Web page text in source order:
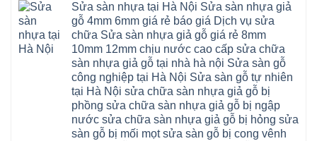
đức
phòng
xuyên
Hoài
Đồng
Đồng
Khánh
Thanh
Thượng
Phúc
Thường
Dương
Hồng
nhựa
nhựa
composite
Đông
Quảng
Thượng
glotex
4mm
nhiêu
Sửa sàn nhựa tại Hà Nội Sửa sàn nhựa giả
gỗ 4mm 6mm giá rẻ báo giá Dịch vụ sửa
chữa Sửa sàn nhựa giả gỗ giá rẻ 8mm
10mm 12mm chịu nước cao cấp sửa chữa
sàn nhựa giả gỗ tại nhà hà nội Sửa sàn gỗ
công nghiệp tại Hà Nội Sửa sàn gỗ tự nhiên
tại Hà Nội sửa chữa sàn nhựa giả gỗ bị
phồng sửa chữa sàn nhựa giả gỗ bị ngập
nước sửa chữa sàn nhựa giả gỗ bị hỏng sửa
sàn gỗ bị mối mọt sửa sàn gỗ bị cong vênh